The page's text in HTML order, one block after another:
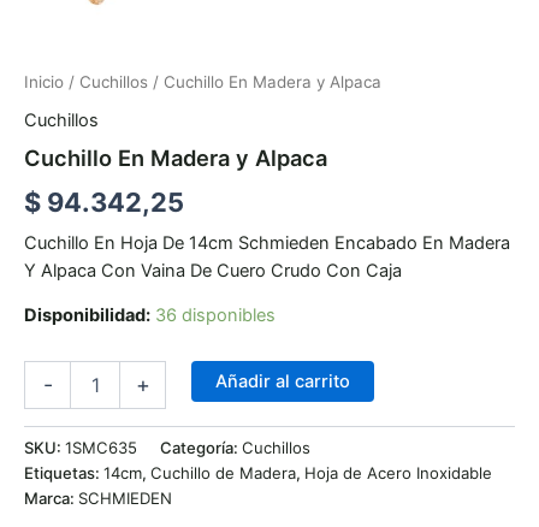
Inicio / Cuchillos / Cuchillo En Madera y Alpaca
Cuchillos
Cuchillo En Madera y Alpaca
$ 94.342,25
Cuchillo En Hoja De 14cm Schmieden Encabado En Madera
Y Alpaca Con Vaina De Cuero Crudo Con Caja
Disponibilidad: 36 disponibles
- + Añadir al carrito
SKU: 1SMC635 Categoría: Cuchillos
Etiquetas: 14cm, Cuchillo de Madera, Hoja de Acero Inoxidable
Marca: SCHMIEDEN